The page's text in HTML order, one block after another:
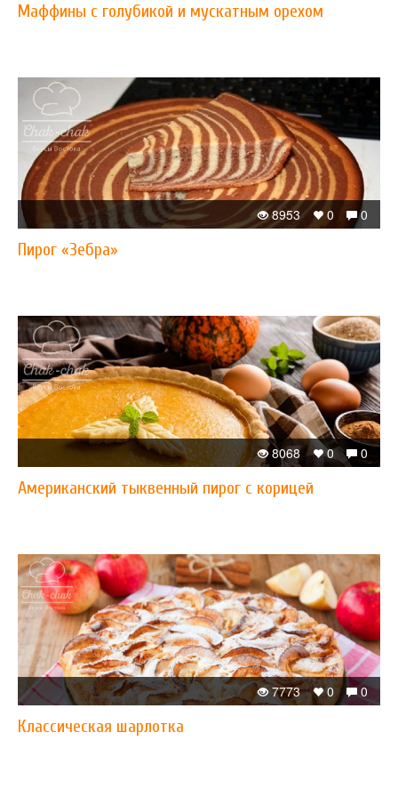
Маффины с голубикой и мускатным орехом
0
0
8953
Пирог «Зебра»
0
0
8068
Американский тыквенный пирог с корицей
0
0
7773
Классическая шарлотка